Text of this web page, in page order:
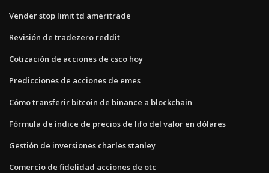
Vender stop limit td ameritrade
Revisión de tradezero reddit
Cotización de acciones de csco hoy
Predicciones de acciones de emes
Cómo transferir bitcoin de binance a blockchain
Fórmula de índice de precios de lifo del valor en dólares
Gestión de inversiones charles stanley
Comercio de fidelidad acciones de otc